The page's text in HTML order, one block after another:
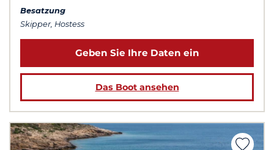
Besatzung
Skipper, Hostess
Geben Sie Ihre Daten ein
Das Boot ansehen